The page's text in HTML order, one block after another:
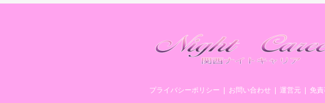
プライバシーポリシー お問い合わせ 運営元 免